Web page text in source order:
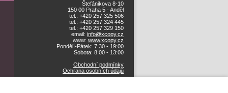
Štefánikova 8-10
150 00 Praha 5 - Anděl
tel.: +420 257 325 506
tel.: +420 257 324 445
tel.: +420 257 329 150
email: info@xcopy.cz
www: www.xcopy.cz
Pondělí-Pátek: 7:30 - 19:00
Sobota: 8:00 - 13:00
Obchodní podmínky
Ochrana osobních údajů